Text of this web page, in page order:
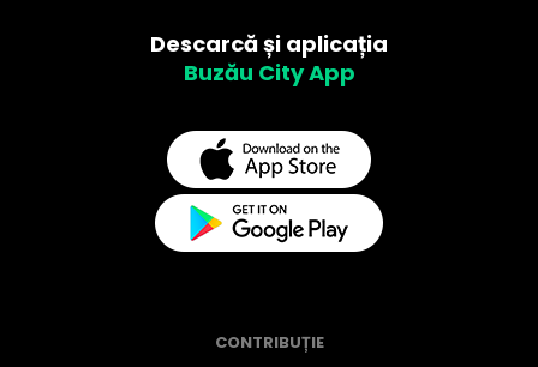
Descarcă și aplicația
Buzău City App
CONTRIBUȚIE